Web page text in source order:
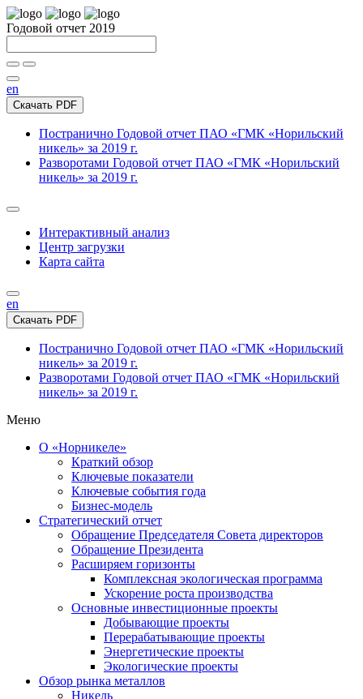
Годовой отчет 2019
en
Скачать PDF
Постранично Годовой отчет ПАО «ГМК «Норильский
никель» за 2019 г.
Разворотами Годовой отчет ПАО «ГМК «Норильский
никель» за 2019 г.
Интерактивный анализ
Центр загрузки
Карта сайта
en
Скачать PDF
Постранично Годовой отчет ПАО «ГМК «Норильский
никель» за 2019 г.
Разворотами Годовой отчет ПАО «ГМК «Норильский
никель» за 2019 г.
Меню
О «Норникеле»
Краткий обзор
Ключевые показатели
Ключевые события года
Бизнес-модель
Стратегический отчет
Обращение Председателя Совета директоров
Обращение Президента
Расширяем горизонты
Комплексная экологическая программа
Ускорение роста производства
Основные инвестиционные проекты
Добывающие проекты
Перерабатывающие проекты
Энергетические проекты
Экологические проекты
Обзор рынка металлов
Никель